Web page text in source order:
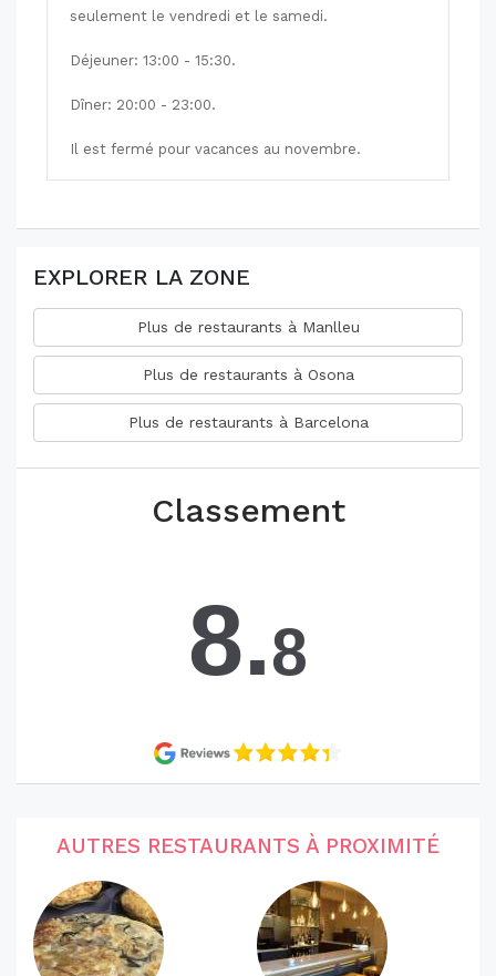
seulement le vendredi et le samedi.
Déjeuner: 13:00 - 15:30.
Dîner: 20:00 - 23:00.
Il est fermé pour vacances au novembre.
EXPLORER LA ZONE
Plus de restaurants à Manlleu
Plus de restaurants à Osona
Plus de restaurants à Barcelona
Classement
8.8
AUTRES RESTAURANTS À PROXIMITÉ